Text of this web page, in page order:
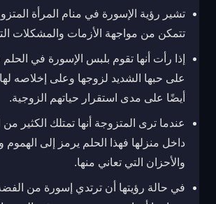
تشير رؤية الإسورة في منام المرأة
تتمكن من مواجهة الأزمات والمشكلات
إذا رأت أنها تقوم بلبس الإسورة في الحلم
على حبها الشديد لزوجها وعلى إخلاصه
أيضًا على مدى استقرار حياتهم الزوجية.
عندما ترى المتزوجة أنها تمتلك الكثير من
داخل منزلها فهذا الحلم يرمز إلى الهموم
والأحزان التي تعاني منها.
في حالة رؤيتها أن ترتدي إسورة من